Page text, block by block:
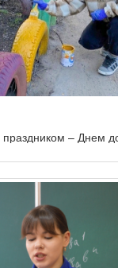
– Днем